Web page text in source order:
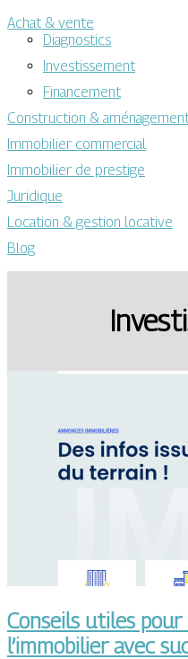
Achat & vente
Diagnostics
Investissement
Financement
Construction &
Immobilier commercial
Immobilier de prestige
Juridique
Location & gestion locative
Blog
Conseils utiles
l’immobilier avec